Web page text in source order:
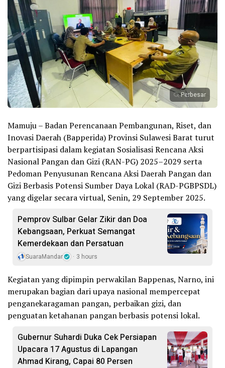
Perbesar
Mamuju – Badan Perencanaan Pembangunan, Riset, dan
Inovasi Daerah (Bapperida) Provinsi Sulawesi Barat turut
berpartisipasi dalam kegiatan Sosialisasi Rencana Aksi
Nasional Pangan dan Gizi (RAN-PG) 2025–2029 serta
Pedoman Penyusunan Rencana Aksi Daerah Pangan dan
Gizi Berbasis Potensi Sumber Daya Lokal (RAD-PGBPSDL)
yang digelar secara virtual, Senin, 29 September 2025.
Pemprov Sulbar Gelar Zikir dan Doa
Kebangsaan, Perkuat Semangat
Kemerdekaan dan Persatuan
SuaraMandar 3 hours
Kegiatan yang dipimpin perwakilan Bappenas, Narno, ini
merupakan bagian dari upaya nasional mempercepat
penganekaragaman pangan, perbaikan gizi, dan
penguatan ketahanan pangan berbasis potensi lokal.
Gubernur Suhardi Duka Cek Persiapan
Upacara 17 Agustus di Lapangan
Ahmad Kirang, Capai 80 Persen